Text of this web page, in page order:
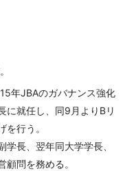
年JBAのガバナンス強化
に就任し、同9月よりBリ
行う。
長、翌年同大学学長、
問を務める。